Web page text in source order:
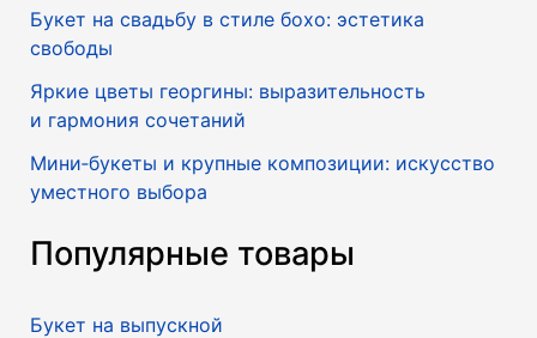
Букет на свадьбу в стиле бохо: эстетика
свободы
Яркие цветы георгины: выразительность
и гармония сочетаний
Мини‑букеты и крупные композиции: искусство
уместного выбора
Популярные товары
Букет на выпускной